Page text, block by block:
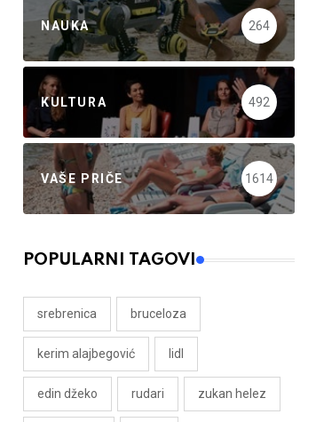
NAUKA 264
KULTURA 492
VAŠE PRIČE 1614
POPULARNI TAGOVI
srebrenica bruceloza
kerim alajbegović lidl
edin džeko rudari zukan helez